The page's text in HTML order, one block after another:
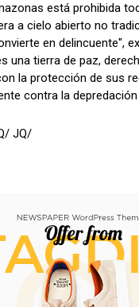
está prohibida
a cielo abierto no
en delincuente",
una tierra de paz,
la protección de sus
contra la
JQ/